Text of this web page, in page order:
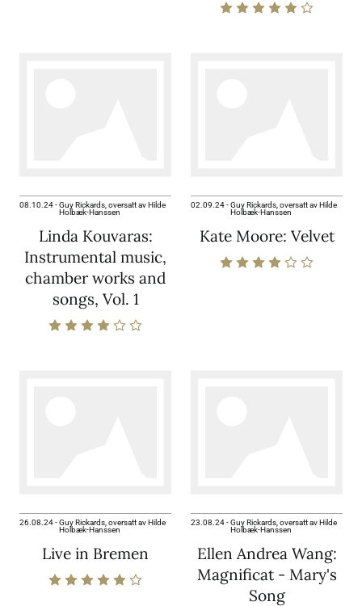
08.10.24-Guy Rickards, oversatt av Hilde
Holbæk-Hanssen
Linda Kouvaras:
Instrumental music,
chamber works and
songs, Vol. 1
02.09.24-Guy Rickards, oversatt av Hilde
Holbæk-Hanssen
Kate Moore: Velvet
26.08.24-Guy Rickards, oversatt av Hilde
Holbæk-Hanssen
Live in Bremen
23.08.24-Guy Rickards, oversatt av Hilde
Holbæk-Hanssen
Ellen Andrea Wang:
Magnificat - Mary's
Song